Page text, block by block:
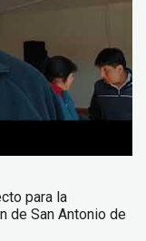
para la
de San Antonio de